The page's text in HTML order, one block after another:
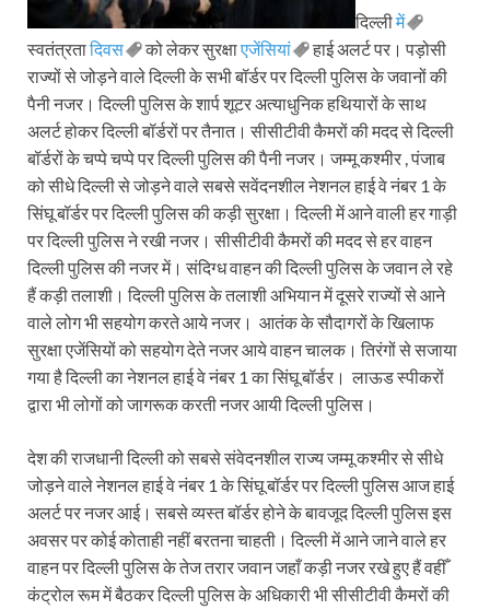
दिल्लीमें
स्वतंत्रतादिवस को लेकर सुरक्षाएजेंसियां
हाई अलर्ट पर। पड़ोसी
राज्यों से जोड़ने वाले दिल्ली के सभी बॉर्डर पर दिल्ली पुलिस के जवानों की
पैनी नजर। दिल्ली पुलिस के शार्प शूटर अत्याधुनिक हथियारों के साथ
अलर्ट होकर दिल्ली बॉर्डरों पर तैनात। सीसीटीवी कैमरों की मदद से दिल्ली
बॉर्डरों के चप्पे चप्पे पर दिल्ली पुलिस की पैनी नजर। जम्मू कश्मीर , पंजाब
को सीधे दिल्ली से जोड़ने वाले सबसे सवेंदनशील नेशनल हाई वे नंबर 1 के
सिंघू बॉर्डर पर दिल्ली पुलिस की कड़ी सुरक्षा। दिल्ली में आने वाली हर गाड़ी
पर दिल्ली पुलिस ने रखी नजर। सीसीटीवी कैमरों की मदद से हर वाहन
दिल्ली पुलिस की नजर में। संदिग्ध वाहन की दिल्ली पुलिस के जवान ले रहे
हैं कड़ी तलाशी। दिल्ली पुलिस के तलाशी अभियान में दूसरे राज्यों से आने
वाले लोग भी सहयोग करते आये नजर। आतंक के सौदागरों के खिलाफ
सुरक्षा एजेंसियों को सहयोग देते नजर आये वाहन चालक। तिरंगों से सजाया
गया है दिल्ली का नेशनल हाई वे नंबर 1 का सिंघू बॉर्डर। लाऊड स्पीकरों
द्वारा भी लोगों को जागरूक करती नजर आयी दिल्ली पुलिस।
देश की राजधानी दिल्ली को सबसे संवेदनशील राज्य जम्मू कश्मीर से सीधे
जोड़ने वाले नेशनल हाई वे नंबर 1 के सिंघू बॉर्डर पर दिल्ली पुलिस आज हाई
अलर्ट पर नजर आई। सबसे व्यस्त बॉर्डर होने के बावजूद दिल्ली पुलिस इस
अवसर पर कोई कोताही नहीं बरतना चाहती। दिल्ली में आने जाने वाले हर
वाहन पर दिल्ली पुलिस के तेज तरार जवान जहाँ कड़ी नजर रखे हुए हैं वहीँ
कंट्रोल रूम में बैठकर दिल्ली पुलिस के अधिकारी भी सीसीटीवी कैमरों की